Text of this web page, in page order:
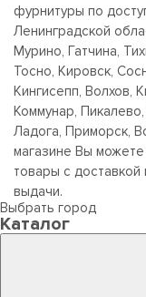
фурнитуры по
Ленинградской
Мурино, Гатчина,
Тосно, Кировск,
Кингисепп, Волхов,
Коммунар,
Ладога, Приморск,
магазине Вы
товары с доставкой
выдачи.
Выбрать город
Каталог